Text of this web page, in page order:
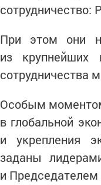
При этом они
из крупнейших
сотрудничества
Особым
в глобальной
и укрепления
заданы
и